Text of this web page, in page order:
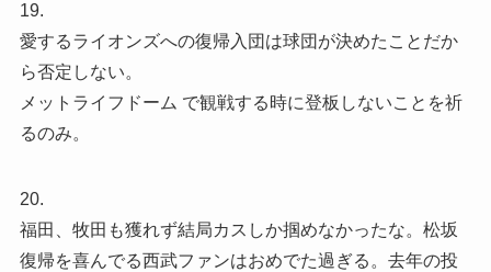
19.
愛するライオンズへの復帰入団は球団が決めたことだか
ら否定しない。
メットライフドーム で観戦する時に登板しないことを祈
るのみ。
20.
福田、牧田も獲れず結局カスしか掴めなかったな。松坂
復帰を喜んでる西武ファンはおめでた過ぎる。去年の投